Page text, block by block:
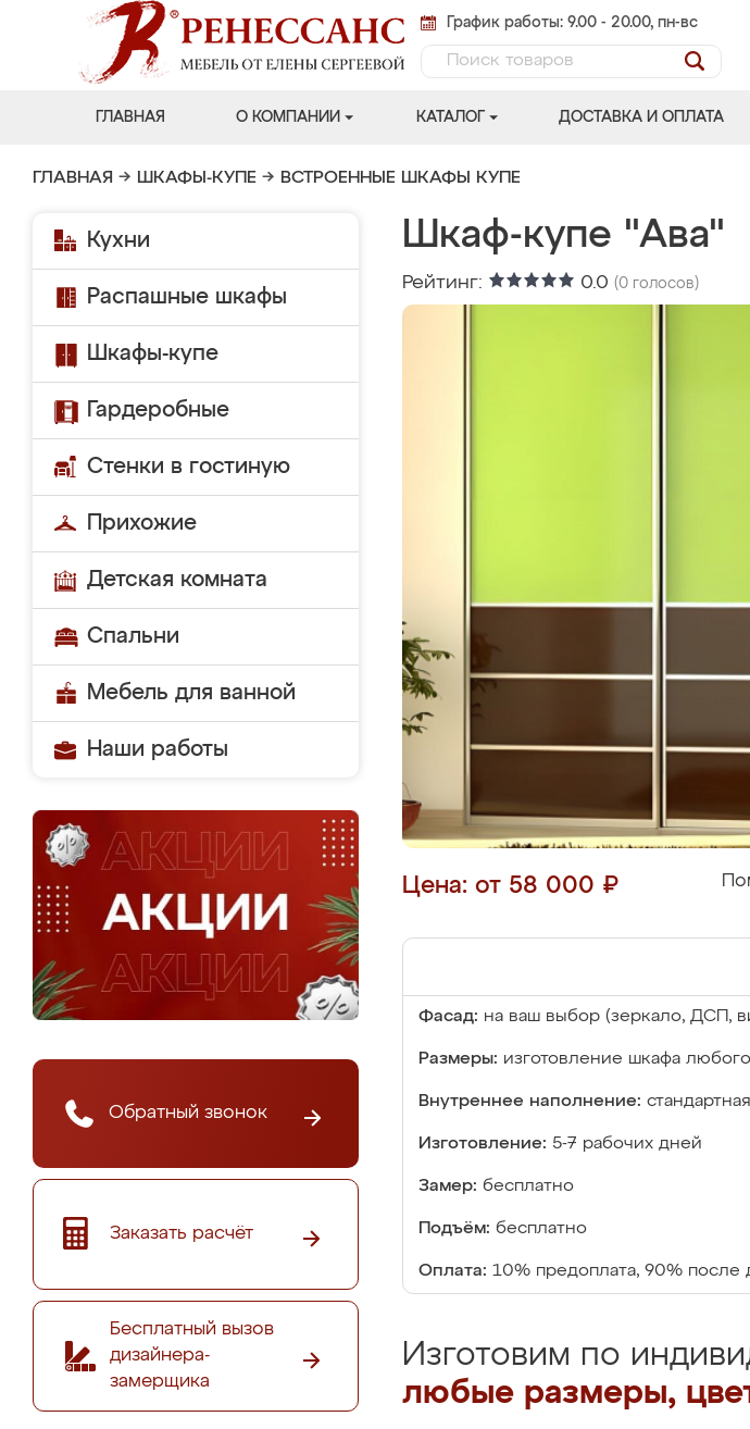
График работы: 9.00 - 20.00, пн-вс
ГЛАВНАЯ О КОМПАНИИ КАТАЛОГ ДОСТАВКА И ОПЛАТА
ГЛАВНАЯ → ШКАФЫ-КУПЕ → ВСТРОЕННЫЕ ШКАФЫ КУПЕ
Кухни
Распашные шкафы
Шкафы-купе
Гардеробные
Стенки в гостиную
Прихожие
Детская комната
Спальни
Мебель для ванной
Наши работы
Обратный звонок
Заказать расчёт
Бесплатный вызов
дизайнера-
замерщика
Шкаф-купе "Ава"
Рейтинг: 0.0 (0 голосов)
Цена: от 58 000 ₽
Фасад: на ваш выбор (зеркало, ДСП,
Размеры: изготовление шкафа
Внутреннее наполнение:
Изготовление: 5-7 рабочих дней
Замер: бесплатно
Подъём: бесплатно
Оплата: 10% предоплата, 90% после
Изготовим по
любые размеры,